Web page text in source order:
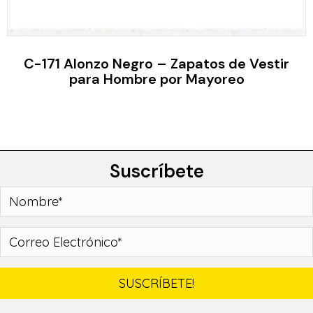
C-171 Alonzo Negro – Zapatos de Vestir
para Hombre por Mayoreo
Suscríbete
SUSCRÍBETE!